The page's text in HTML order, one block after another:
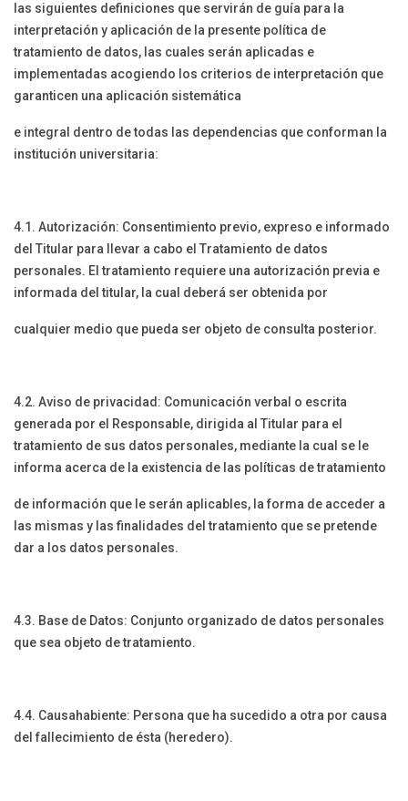
las siguientes definiciones que servirán de guía para la
interpretación y aplicación de la presente política de
tratamiento de datos, las cuales serán aplicadas e
implementadas acogiendo los criterios de interpretación que
garanticen una aplicación sistemática
e integral dentro de todas las dependencias que conforman la
institución universitaria:
4.1. Autorización: Consentimiento previo, expreso e informado
del Titular para llevar a cabo el Tratamiento de datos
personales. El tratamiento requiere una autorización previa e
informada del titular, la cual deberá ser obtenida por
cualquier medio que pueda ser objeto de consulta posterior.
4.2. Aviso de privacidad: Comunicación verbal o escrita
generada por el Responsable, dirigida al Titular para el
tratamiento de sus datos personales, mediante la cual se le
informa acerca de la existencia de las políticas de tratamiento
de información que le serán aplicables, la forma de acceder a
las mismas y las finalidades del tratamiento que se pretende
dar a los datos personales.
4.3. Base de Datos: Conjunto organizado de datos personales
que sea objeto de tratamiento.
4.4. Causahabiente: Persona que ha sucedido a otra por causa
del fallecimiento de ésta (heredero).